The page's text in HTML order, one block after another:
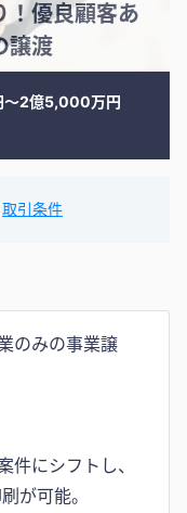
！優良顧客あ
譲渡
〜2億5,000万円
取引条件
のみの事業譲
件にシフトし、
が可能。